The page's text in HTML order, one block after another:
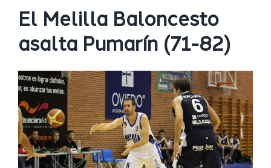
El Melilla Baloncesto
asalta Pumarín (71-82)
Ver
imagen
más
grande